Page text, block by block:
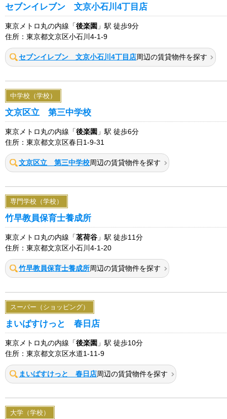
セブンイレブン 文京小石川4丁目店
東京メトロ丸の内線「 後楽園 」駅 徒歩9分
住所：東京都文京区小石川4-1-9
セブンイレブン 文京小石川4丁目店周辺の賃貸物件を探す
中学校（学校）
文京区立 第三中学校
東京メトロ丸の内線「 後楽園 」駅 徒歩6分
住所：東京都文京区春日1-9-31
文京区立 第三中学校周辺の賃貸物件を探す
専門学校（学校）
竹早教員保育士養成所
東京メトロ丸の内線「 茗荷谷 」駅 徒歩11分
住所：東京都文京区小石川4-1-20
竹早教員保育士養成所周辺の賃貸物件を探す
スーパー（ショッピング）
まいばすけっと 春日店
東京メトロ丸の内線「 後楽園 」駅 徒歩10分
住所：東京都文京区水道1-11-9
まいばすけっと 春日店周辺の賃貸物件を探す
大学（学校）